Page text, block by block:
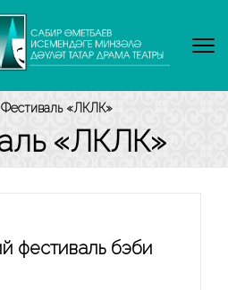
Фестиваль «ЛӘКЛӘК»
«ЛӘКЛӘК»
фестиваль бэби